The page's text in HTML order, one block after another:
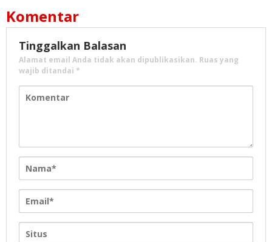
Komentar
Tinggalkan Balasan
Alamat email Anda tidak akan dipublikasikan. Ruas yang
wajib ditandai *